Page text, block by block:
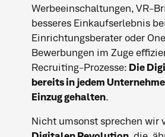
Werbeeinschaltungen, VR-
besseres Einkaufserlebnis
Einrichtungsberater oder
Bewerbungen im Zuge
Recruiting-Prozesse: Die
bereits in jedem
Einzug gehalten.
Nicht umsonst sprechen wir